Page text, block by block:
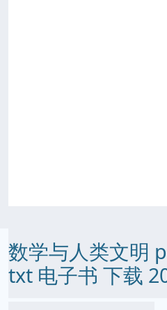
数学与人类文明
txt 电子书 下载